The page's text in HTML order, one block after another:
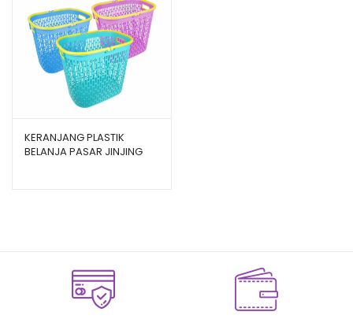
KERANJANG PLASTIK
BELANJA PASAR JINJING